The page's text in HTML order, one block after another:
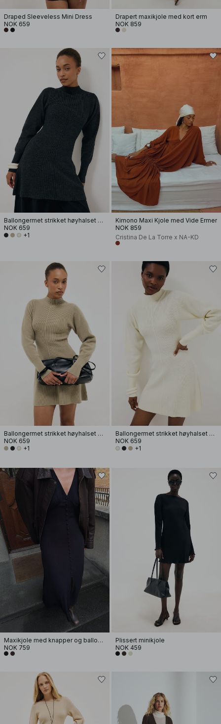
Draped Sleeveless Mini Dress
NOK 659
Drapert maxikjole med kort erm
NOK 859
Ballongermet strikket høyhalset kjole
NOK 659
+1
Kimono Maxi Kjole med Vide Ermer
NOK 859
Cristina De La Torre x NA-KD
Ballongermet strikket høyhalset kjole
NOK 659
+1
Ballongermet strikket høyhalset kjole
NOK 659
+1
Maxikjole med knapper og ballongermer
NOK 759
Plissert minikjole
NOK 459